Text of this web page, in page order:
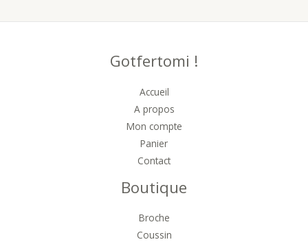
Gotfertomi !
Accueil
A propos
Mon compte
Panier
Contact
Boutique
Broche
Coussin